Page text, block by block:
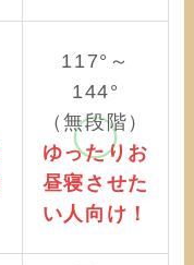
117°～
144°
（無段階）
ゆったりお
昼寝させた
い人向け！